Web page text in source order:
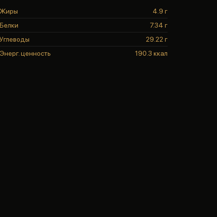
Жиры
4.9 г
Белки
7.34 г
Углеводы
29.22 г
Энерг. ценность
190.3 ккал